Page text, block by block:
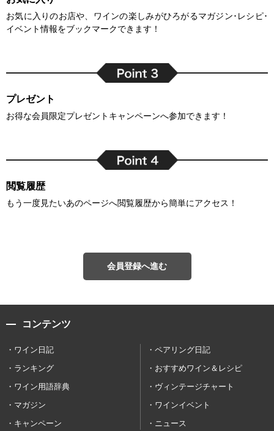
お気に入りのお店や、ワインの楽しみがひろがるマガジン･レシピ･
イベント情報をブックマークできます！
プレゼント
お得な会員限定プレゼントキャンペーンへ参加できます！
閲覧履歴
もう一度見たいあのページへ閲覧履歴から簡単にアクセス！
会員登録へ進む
コンテンツ
ワイン日記
ペアリング日記
ランキング
おすすめワイン＆レシピ
ワイン用語辞典
ヴィンテージチャート
マガジン
ワインイベント
キャンペーン
ニュース